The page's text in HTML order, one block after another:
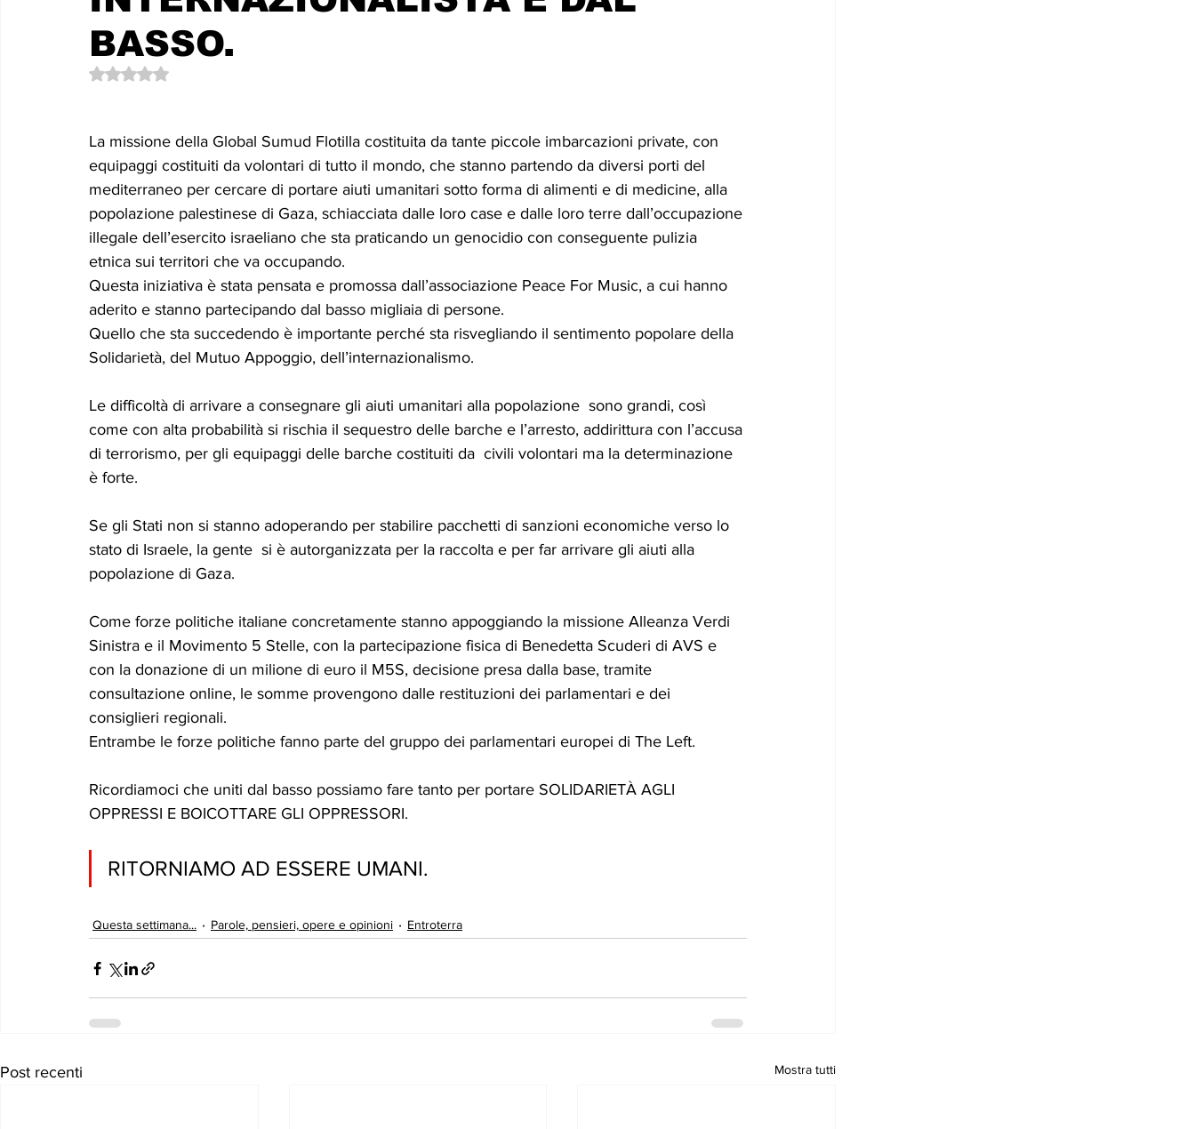
Le memorie di donna Prizzita. Un ro MUSICA UP RUBRICA: LA NOSTRA
BASSO.
Valutazione NaN stelle su 5.
La missione della Global Sumud Flotilla costituita da tante piccole imbarcazioni private, con
equipaggi costituiti da volontari di tutto il mondo, che stanno partendo da diversi porti del
mediterraneo per cercare di portare aiuti umanitari sotto forma di alimenti e di medicine, alla
popolazione palestinese di Gaza, schiacciata dalle loro case e dalle loro terre dall’occupazione
illegale dell’esercito israeliano che sta praticando un genocidio con conseguente pulizia
etnica sui territori che va occupando.
Questa iniziativa è stata pensata e promossa dall’associazione Peace For Music, a cui hanno
aderito e stanno partecipando dal basso migliaia di persone.
Quello che sta succedendo è importante perché sta risvegliando il sentimento popolare della
Solidarietà, del Mutuo Appoggio, dell’internazionalismo.
Le difficoltà di arrivare a consegnare gli aiuti umanitari alla popolazione  sono grandi, così
come con alta probabilità si rischia il sequestro delle barche e l’arresto, addirittura con l’accusa
di terrorismo, per gli equipaggi delle barche costituiti da  civili volontari ma la determinazione
è forte.
Se gli Stati non si stanno adoperando per stabilire pacchetti di sanzioni economiche verso lo
stato di Israele, la gente  si è autorganizzata per la raccolta e per far arrivare gli aiuti alla
popolazione di Gaza.
Come forze politiche italiane concretamente stanno appoggiando la missione Alleanza Verdi
Sinistra e il Movimento 5 Stelle, con la partecipazione fisica di Benedetta Scuderi di AVS e
con la donazione di un milione di euro il M5S, decisione presa dalla base, tramite
consultazione online, le somme provengono dalle restituzioni dei parlamentari e dei
consiglieri regionali.
Entrambe le forze politiche fanno parte del gruppo dei parlamentari europei di The Left.
Ricordiamoci che uniti dal basso possiamo fare tanto per portare SOLIDARIETÀ AGLI
OPPRESSI E BOICOTTARE GLI OPPRESSORI.
RITORNIAMO AD ESSERE UMANI.
Questa settimana... Parole, pensieri, opere e opinioni Entroterra
Post recenti Mostra tutti